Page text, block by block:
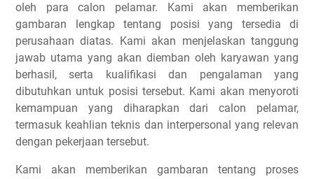
oleh para calon pelamar. Kami akan memberikan
gambaran lengkap tentang posisi yang tersedia di
perusahaan diatas. Kami akan menjelaskan tanggung
jawab utama yang akan diemban oleh karyawan yang
berhasil, serta kualifikasi dan pengalaman yang
dibutuhkan untuk posisi tersebut. Kami akan menyoroti
kemampuan yang diharapkan dari calon pelamar,
termasuk keahlian teknis dan interpersonal yang relevan
dengan pekerjaan tersebut.
Kami akan memberikan gambaran tentang proses